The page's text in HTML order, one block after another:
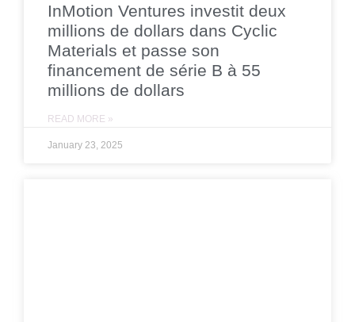
InMotion Ventures investit deux
millions de dollars dans Cyclic
Materials et passe son
financement de série B à 55
millions de dollars
READ MORE »
January 23, 2025